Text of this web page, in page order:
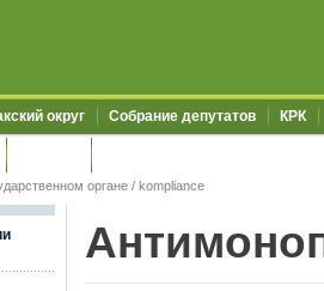
округ Собрание депутатов КРК
органе / kompliance